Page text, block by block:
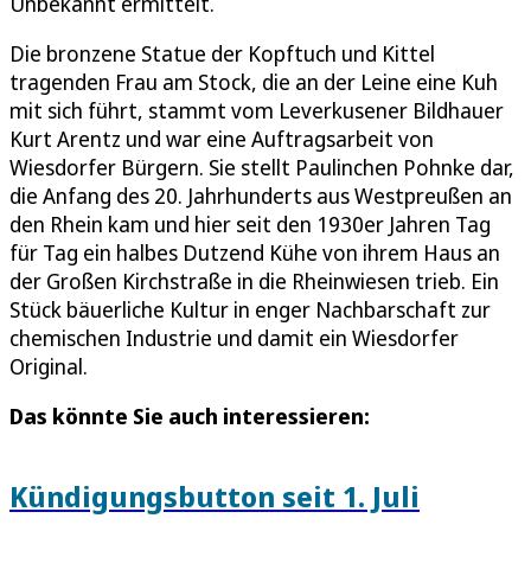
Die bronzene Statue der Kopftuch und Kittel
tragenden Frau am Stock, die an der Leine eine Kuh
mit sich führt, stammt vom Leverkusener Bildhauer
Kurt Arentz und war eine Auftragsarbeit von
Wiesdorfer Bürgern. Sie stellt Paulinchen Pohnke dar,
die Anfang des 20. Jahrhunderts aus Westpreußen an
den Rhein kam und hier seit den 1930er Jahren Tag
für Tag ein halbes Dutzend Kühe von ihrem Haus an
der Großen Kirchstraße in die Rheinwiesen trieb. Ein
Stück bäuerliche Kultur in enger Nachbarschaft zur
chemischen Industrie und damit ein Wiesdorfer
Original.
Das könnte Sie auch interessieren:
Kündigungsbutton seit 1. Juli